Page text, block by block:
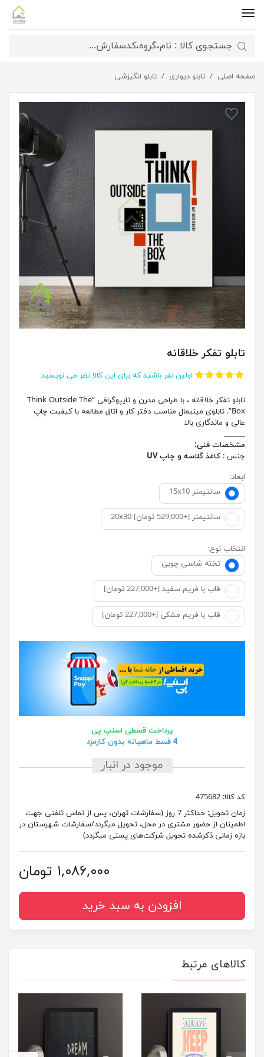
صفحه اصلی تابلو دیواری تابلو انگیزشی تابلو تفکر خلاقانه
تابلو تفکر خلاقانه
اولین نفر باشید که برای این کالا نظر می نویسید
تابلو تفکر خلاقانه ، با طراحی مدرن و تایپوگرافی “Think Outside The
Box”. تابلوی مینیمال مناسب دفتر کار و اتاق مطالعه با کیفیت چاپ
عالی و ماندگاری بالا.
______
مشخصات فنی:
جنس : کاغذ گلاسه و چاپ UV
ابعاد:
15x10 سانتیمتر
20x30 سانتیمتر [+529,000 تومان]
انتخاب نوع:
تخته شاسی چوبی
قاب با فریم سفید [+227,000 تومان]
قاب با فریم مشکی [+227,000 تومان]
پرداخت قسطی اسنپ پی
4 قسط ماهیانه بدون کارمزد
موجود در انبار
کد کالا: 475682
زمان تحویل:
حداکثر 7 روز (سفارشات تهران، پس از تماس تلفنی جهت
اطمینان از حضور مشتری در محل، تحویل میگردد/سفارشات شهرستان در
بازه زمانی ذکرشده تحویل شرکت‌های پستی میگردد)
۱,۰۸۶,۰۰۰ تومان
افزودن به سبد خرید
کالاهای مرتبط